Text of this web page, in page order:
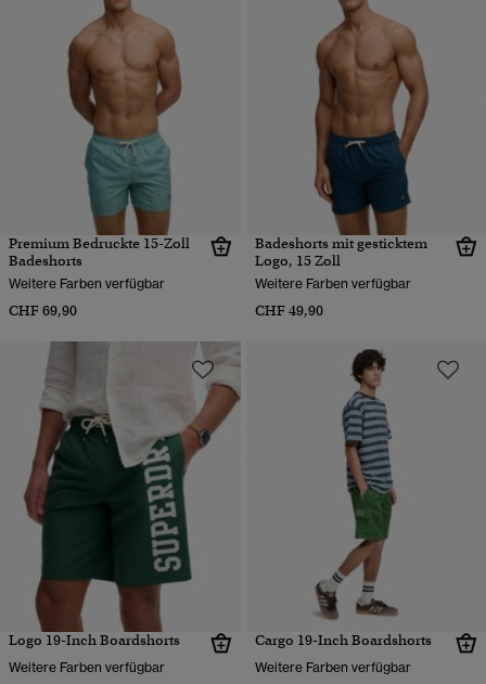
Premium Bedruckte 15-Zoll
Badeshorts
Weitere Farben verfügbar
CHF 69,90
Badeshorts mit gesticktem
Logo, 15 Zoll
Weitere Farben verfügbar
CHF 49,90
Logo 19-Inch Boardshorts
Weitere Farben verfügbar
Cargo 19-Inch Boardshorts
Weitere Farben verfügbar